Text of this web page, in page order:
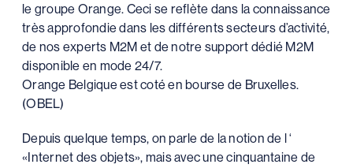
le groupe Orange. Ceci se reflète dans la connaissance
très approfondie dans les différents secteurs d’activité,
de nos experts M2M et de notre support dédié M2M
disponible en mode 24/7.
Orange Belgique est coté en bourse de Bruxelles.
(OBEL)
Depuis quelque temps, on parle de la notion de l ‘
«Internet des objets», mais avec une cinquantaine de